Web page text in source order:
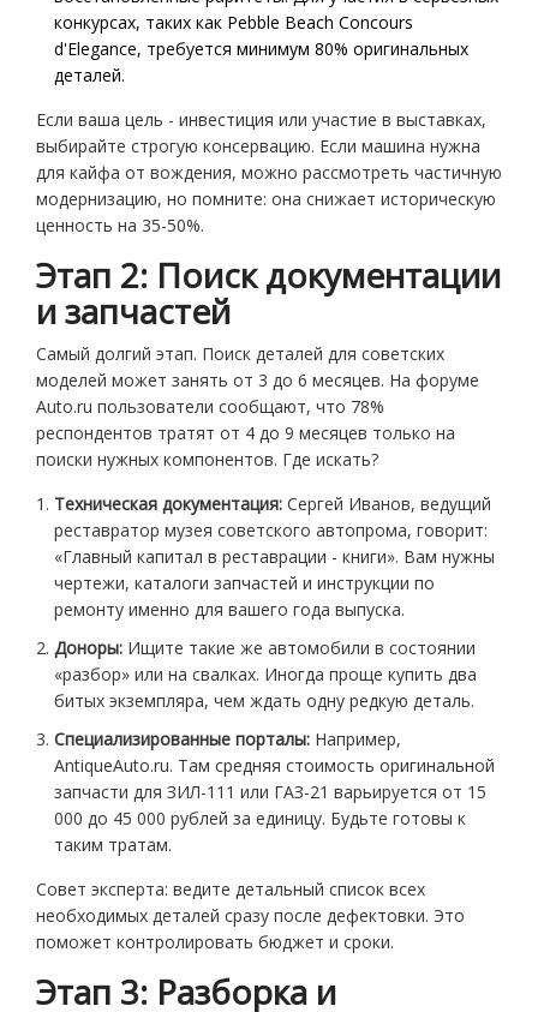
конкурсах, таких как Pebble Beach Concours
d'Elegance, требуется минимум 80% оригинальных
деталей.
Если ваша цель - инвестиция или участие в выставках,
выбирайте строгую консервацию. Если машина нужна
для кайфа от вождения, можно рассмотреть частичную
модернизацию, но помните: она снижает историческую
ценность на 35-50%.
Этап 2: Поиск документации
и запчастей
Самый долгий этап. Поиск деталей для советских
моделей может занять от 3 до 6 месяцев. На форуме
Auto.ru пользователи сообщают, что 78%
респондентов тратят от 4 до 9 месяцев только на
поиски нужных компонентов. Где искать?
Техническая документация: Сергей Иванов, ведущий
реставратор музея советского автопрома, говорит:
«Главный капитал в реставрации - книги». Вам нужны
чертежи, каталоги запчастей и инструкции по
ремонту именно для вашего года выпуска.
Доноры: Ищите такие же автомобили в состоянии
«разбор» или на свалках. Иногда проще купить два
битых экземпляра, чем ждать одну редкую деталь.
Специализированные порталы: Например,
AntiqueAuto.ru. Там средняя стоимость оригинальной
запчасти для ЗИЛ-111 или ГАЗ-21 варьируется от 15
000 до 45 000 рублей за единицу. Будьте готовы к
таким тратам.
Совет эксперта: ведите детальный список всех
необходимых деталей сразу после дефектовки. Это
поможет контролировать бюджет и сроки.
Этап 3: Разборка и